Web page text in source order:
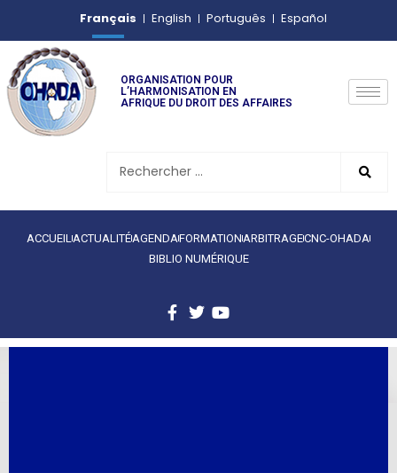
Français English Português Español
ORGANISATION POUR
L’HARMONISATION EN
AFRIQUE DU DROIT DES AFFAIRES
ACCUEIL ACTUALITÉAGENDAFORMATION ARBITRAGECNC-OHADA
BIBLIO NUMÉRIQUE